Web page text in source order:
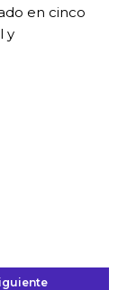
en cinco
y